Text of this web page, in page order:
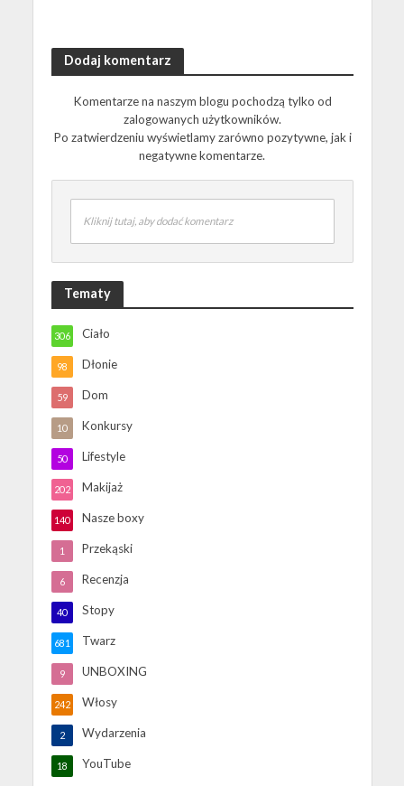
Dodaj komentarz
Komentarze na naszym blogu pochodzą tylko od
zalogowanych użytkowników.
Po zatwierdzeniu wyświetlamy zarówno pozytywne, jak i
negatywne komentarze.
Kliknij tutaj, aby dodać komentarz
Tematy
Ciało
306
Dłonie
98
Dom
59
Konkursy
10
Lifestyle
50
Makijaż
202
Nasze boxy
140
Przekąski
1
Recenzja
6
Stopy
40
Twarz
681
UNBOXING
9
Włosy
242
Wydarzenia
2
YouTube
18